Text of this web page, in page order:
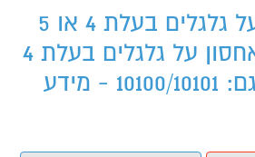
יחידת אחסון על גלגלים בעלת 4 או 5
מדפיםיחידת אחסון על גלגלים בעלת 4
או 5 מדפים דגם: 10100/10101 - מידע